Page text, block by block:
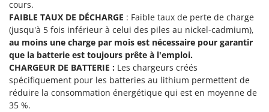
W
Waldner
Weber
WIDU
Wiper EcoRobot
Wolf Garten
Wortex
cours.
FAIBLE TAUX DE DÉCHARGE : Faible taux de perte de charge
(jusqu'à 5 fois inférieur à celui des piles au nickel-cadmium),
au moins une charge par mois est nécessaire pour garantir
que la batterie est toujours prête à l'emploi.
CHARGEUR DE BATTERIE : Les chargeurs créés
spécifiquement pour les batteries au lithium permettent de
réduire la consommation énergétique qui est en moyenne de
35 %.